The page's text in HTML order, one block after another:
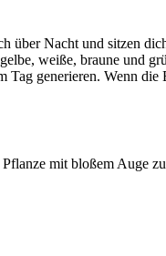
über Nacht und sitzen
weiße, braune und
generieren. Wenn
mit bloßem Auge